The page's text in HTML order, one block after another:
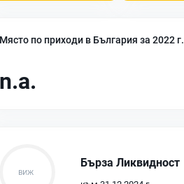
Място по приходи в България за 2022 г.
n.a.
Бърза Ликвидност